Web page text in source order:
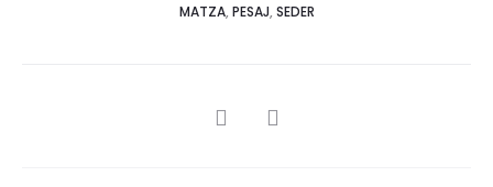
MATZA, PESAJ, SEDER
SHARE